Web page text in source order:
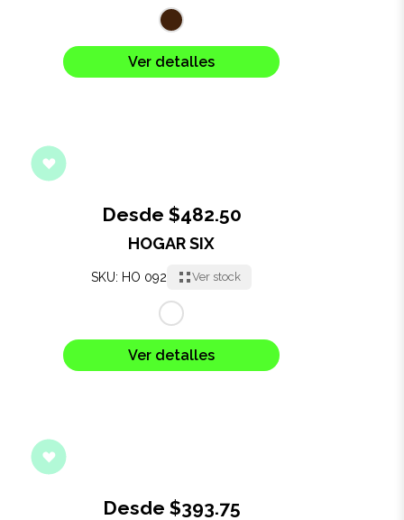
Ver detalles
Desde $482.50
HOGAR SIX
SKU: HO 092 Ver stock
Ver detalles
Desde $393.75